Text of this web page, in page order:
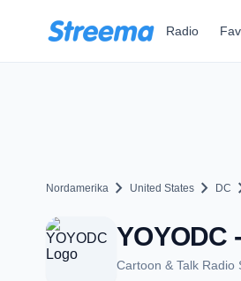
Radio
Nordamerika chevron_right United States chevron_right DC
YOYODC
Cartoon & Talk Radio